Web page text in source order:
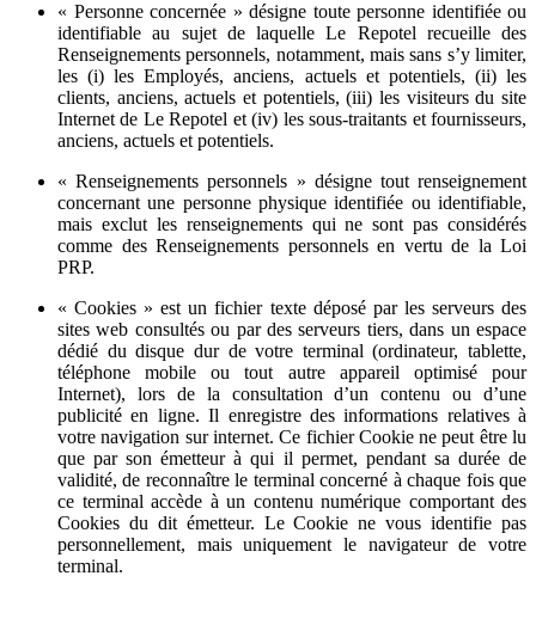
« Personne concernée » désigne toute personne identifiée ou
identifiable au sujet de laquelle Le Repotel recueille des
Renseignements personnels, notamment, mais sans s’y limiter,
les (i) les Employés, anciens, actuels et potentiels, (ii) les
clients, anciens, actuels et potentiels, (iii) les visiteurs du site
Internet de Le Repotel et (iv) les sous-traitants et fournisseurs,
anciens, actuels et potentiels.
« Renseignements personnels » désigne tout renseignement
concernant une personne physique identifiée ou identifiable,
mais exclut les renseignements qui ne sont pas considérés
comme des Renseignements personnels en vertu de la Loi
PRP.
« Cookies » est un fichier texte déposé par les serveurs des
sites web consultés ou par des serveurs tiers, dans un espace
dédié du disque dur de votre terminal (ordinateur, tablette,
téléphone mobile ou tout autre appareil optimisé pour
Internet), lors de la consultation d’un contenu ou d’une
publicité en ligne. Il enregistre des informations relatives à
votre navigation sur internet. Ce fichier Cookie ne peut être lu
que par son émetteur à qui il permet, pendant sa durée de
validité, de reconnaître le terminal concerné à chaque fois que
ce terminal accède à un contenu numérique comportant des
Cookies du dit émetteur. Le Cookie ne vous identifie pas
personnellement, mais uniquement le navigateur de votre
terminal.